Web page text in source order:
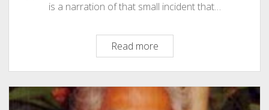
is a narration of that small incident that…
Read moreThe
Story
Behind
My